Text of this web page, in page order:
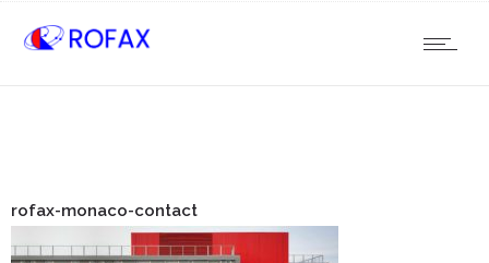
rofax-monaco-contact